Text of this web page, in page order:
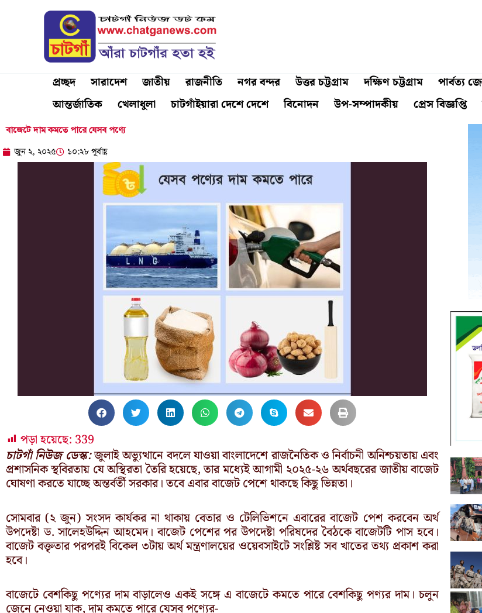
প্রচ্ছদ সারাদেশ জাতীয় রাজনীতি নগর বন্দর উত্তর চট্টগ্রাম দক্ষিণ চট্টগ্রাম পার্বত্য
আন্তর্জাতিক
খেলাধুলা চাটগাঁইয়ারা দেশে দেশে বিনোদন উপ-সম্পাদকীয় প্রেস বিজ্ঞপ্তি
বাজেটে দাম কমতে পারে যেসব পণ্যে
জুন ২, ২০২৫ ১০:২৮ পূর্বাহ্ণ
পড়া হয়েছে: 339
চাটগাঁ নিউজ ডেস্ক:জুলাই অভ্যুত্থানে বদলে যাওয়া বাংলাদেশে রাজনৈতিক ও নির্বাচনী অনিশ্চয়তায় এবং
প্রশাসনিক স্থবিরতায় যে অস্থিরতা তৈরি হয়েছে, তার মধ্যেই আগামী ২০২৫-২৬ অর্থবছরের জাতীয় বাজেট
ঘোষণা করতে যাচ্ছে অন্তর্বর্তী সরকার। তবে এবার বাজেট পেশে থাকছে কিছু ভিন্নতা।
সোমবার (২ জুন) সংসদ কার্যকর না থাকায় বেতার ও টেলিভিশনে এবারের বাজেট পেশ করবেন অর্থ
উপদেষ্টা ড. সালেহউদ্দিন আহমেদ। বাজেট পেশের পর উপদেষ্টা পরিষদের বৈঠকে বাজেটটি পাস হবে।
বাজেট বক্তৃতার পরপরই বিকেল ৩টায় অর্থ মন্ত্রণালয়ের ওয়েবসাইটে সংশ্লিষ্ট সব খাতের তথ্য প্রকাশ করা
হবে।
বাজেটে বেশকিছু পণ্যের দাম বাড়ালেও একই সঙ্গে এ বাজেটে কমতে পারে বেশকিছু পণ্যর দাম। চলুন
জেনে নেওয়া যাক, দাম কমতে পারে যেসব পণ্যের-